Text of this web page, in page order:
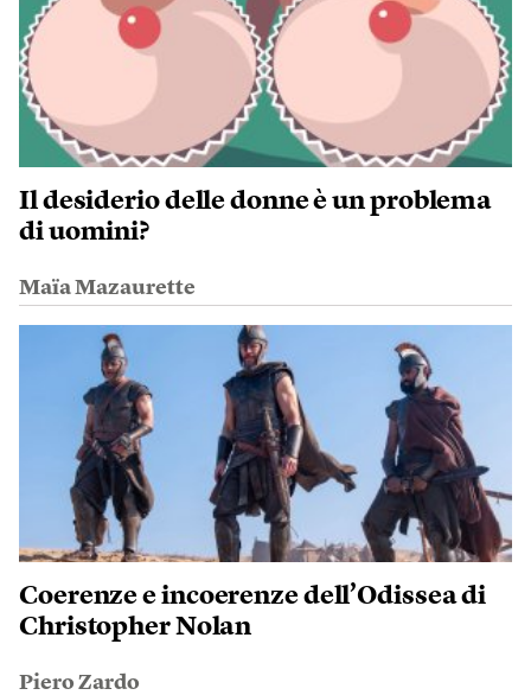
Il desiderio delle donne è un problema
di uomini?
Maïa Mazaurette
Coerenze e incoerenze dell’Odissea di
Christopher Nolan
Piero Zardo